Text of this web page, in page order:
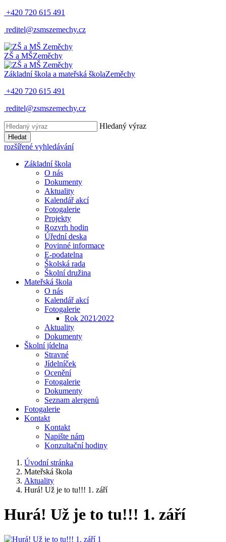
+420 720 615 491
reditel@zsmszemechy.cz
ZŠ a MŠZeměchy
Základní škola a mateřská školaZeměchy
+420 720 615 491
reditel@zsmszemechy.cz
Hledaný výraz
Hledat
rozšířené vyhledávání
Základní škola
O nás
Dokumenty
Aktuality
Kalendář akcí
Fotogalerie
Projekty
Rozvrh hodin
Úřední deska
Povinné informace
E-podatelna
Školská rada
Školní družina
Mateřská škola
O nás
Kalendář akcí
Fotogalerie
Rok 2021⁄2022
Aktuality
Dokumenty
Školní jídelna
Stravné
Jídelníček
Ocenění
Fotogalerie
Dokumenty
Seznam alergenů
Fotogalerie
Kontakt
Kontakt
Napište nám
Konzultační hodiny
Úvodní stránka
Mateřská škola
Aktuality
Hurá! Už je to tu!!! 1. září
Hurá! Už je to tu!!! 1. září